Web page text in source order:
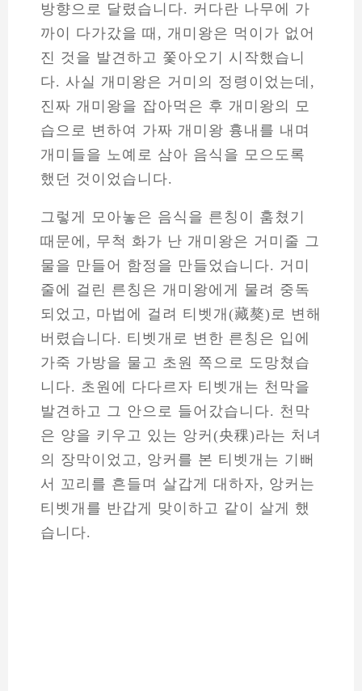
방향으로 달렸습니다. 커다란 나무에 가
까이 다가갔을 때, 개미왕은 먹이가 없어
진 것을 발견하고 쫓아오기 시작했습니
다. 사실 개미왕은 거미의 정령이었는데,
진짜 개미왕을 잡아먹은 후 개미왕의 모
습으로 변하여 가짜 개미왕 흉내를 내며
개미들을 노예로 삼아 음식을 모으도록
했던 것이었습니다.
그렇게 모아놓은 음식을 른칭이 훔쳤기
때문에, 무척 화가 난 개미왕은 거미줄 그
물을 만들어 함정을 만들었습니다. 거미
줄에 걸린 른칭은 개미왕에게 물려 중독
되었고, 마법에 걸려 티벳개(藏獒)로 변해
버렸습니다. 티벳개로 변한 른칭은 입에
가죽 가방을 물고 초원 쪽으로 도망쳤습
니다. 초원에 다다르자 티벳개는 천막을
발견하고 그 안으로 들어갔습니다. 천막
은 양을 키우고 있는 앙커(央稞)라는 처녀
의 장막이었고, 앙커를 본 티벳개는 기뻐
서 꼬리를 흔들며 살갑게 대하자, 앙커는
티벳개를 반갑게 맞이하고 같이 살게 했
습니다.